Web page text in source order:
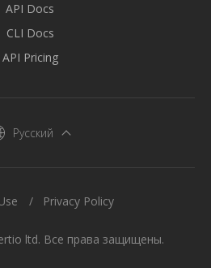
API Docs
CLI Docs
API Pricing
Русский
ltd. Все права защищены.
Privacy Policy